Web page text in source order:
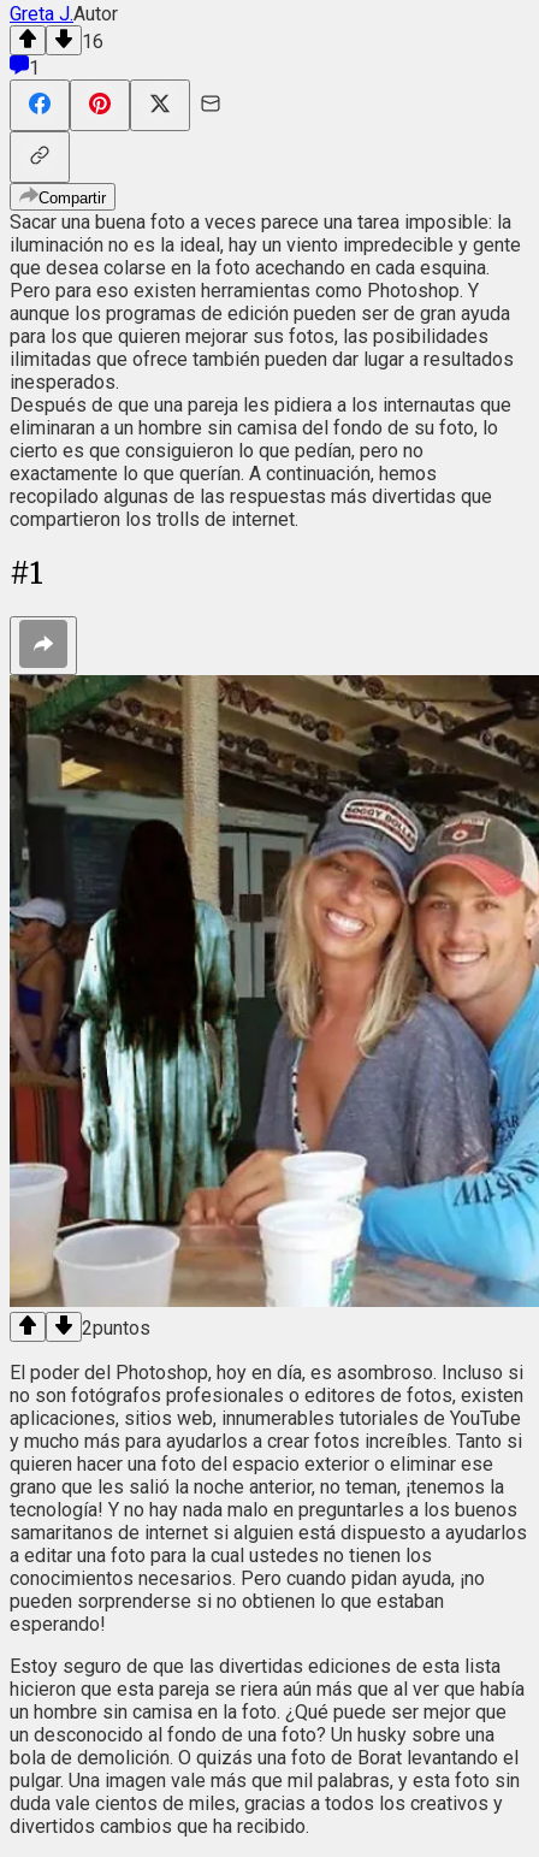
Greta J.Autor
16
1
Compartir
Sacar una buena foto a veces parece una tarea imposible: la
iluminación no es la ideal, hay un viento impredecible y gente
que desea colarse en la foto acechando en cada esquina.
Pero para eso existen herramientas como Photoshop. Y
aunque los programas de edición pueden ser de gran ayuda
para los que quieren mejorar sus fotos, las posibilidades
ilimitadas que ofrece también pueden dar lugar a resultados
inesperados.
Después de que una pareja les pidiera a los internautas que
eliminaran a un hombre sin camisa del fondo de su foto, lo
cierto es que consiguieron lo que pedían, pero no
exactamente lo que querían. A continuación, hemos
recopilado algunas de las respuestas más divertidas que
compartieron los trolls de internet.
#1
2puntos
El poder del Photoshop, hoy en día, es asombroso. Incluso si
no son fotógrafos profesionales o editores de fotos, existen
aplicaciones, sitios web, innumerables tutoriales de YouTube
y mucho más para ayudarlos a crear fotos increíbles. Tanto si
quieren hacer una foto del espacio exterior o eliminar ese
grano que les salió la noche anterior, no teman, ¡tenemos la
tecnología! Y no hay nada malo en preguntarles a los buenos
samaritanos de internet si alguien está dispuesto a ayudarlos
a editar una foto para la cual ustedes no tienen los
conocimientos necesarios. Pero cuando pidan ayuda, ¡no
pueden sorprenderse si no obtienen lo que estaban
esperando!
Estoy seguro de que las divertidas ediciones de esta lista
hicieron que esta pareja se riera aún más que al ver que había
un hombre sin camisa en la foto. ¿Qué puede ser mejor que
un desconocido al fondo de una foto? Un husky sobre una
bola de demolición. O quizás una foto de Borat levantando el
pulgar. Una imagen vale más que mil palabras, y esta foto sin
duda vale cientos de miles, gracias a todos los creativos y
divertidos cambios que ha recibido.